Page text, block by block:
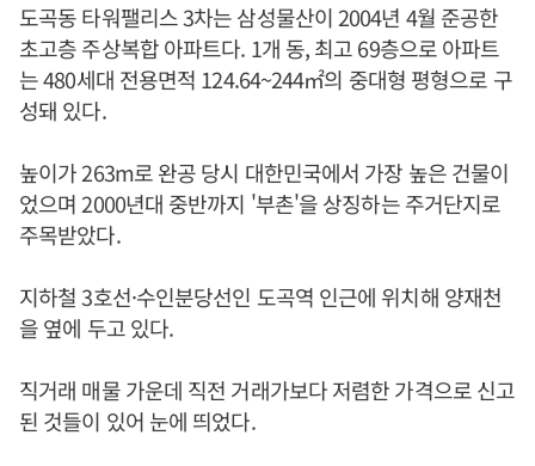
도곡동 타워팰리스 3차는 삼성물산이 2004년 4월 준공한
초고층 주상복합 아파트다. 1개 동, 최고 69층으로 아파트
는 480세대 전용면적 124.64~244㎡의 중대형 평형으로 구
성돼 있다.
높이가 263m로 완공 당시 대한민국에서 가장 높은 건물이
었으며 2000년대 중반까지 '부촌'을 상징하는 주거단지로
주목받았다.
지하철 3호선·수인분당선인 도곡역 인근에 위치해 양재천
을 옆에 두고 있다.
직거래 매물 가운데 직전 거래가보다 저렴한 가격으로 신고
된 것들이 있어 눈에 띄었다.